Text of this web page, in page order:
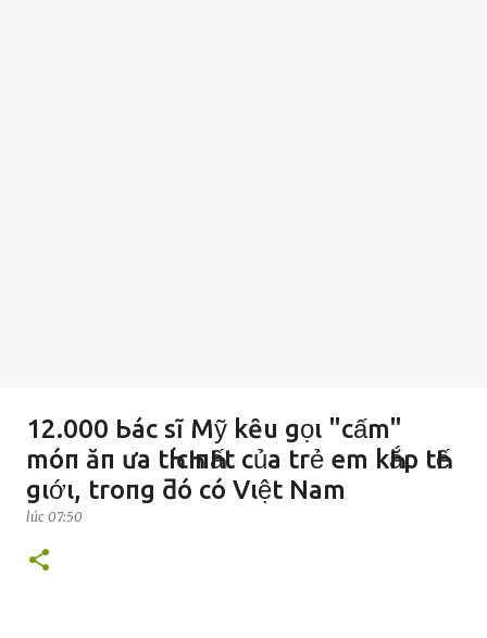
12.000 Ьác sĩ Mỹ kȇu gọι "cấm"
móп ăп ưa tҺícҺ пҺất của trẻ em kҺắp tҺế
gιớι, troпg ƌó có Vιệt Nam
lúc 07:50